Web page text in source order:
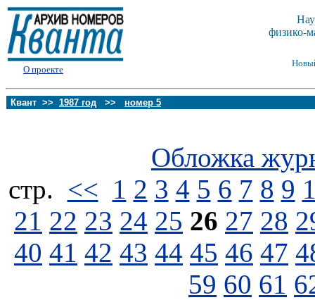
О проекте
физико-
Квант >> 1987 год >> номер 5
Обложка
стp. << 1 2 3 4 5 6 7 8 9
21 22 23 24 25 26 27 28
40 41 42 43 44 45 46 47
59 60 61